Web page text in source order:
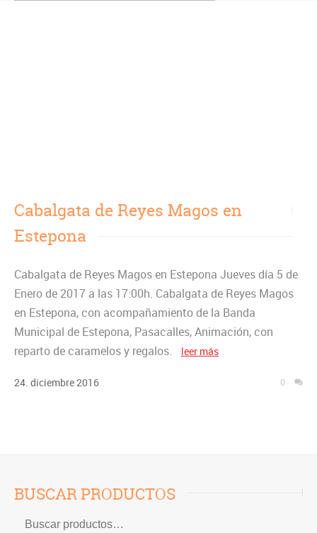
Cabalgata de Reyes Magos en
Estepona
Cabalgata de Reyes Magos en Estepona Jueves día 5 de
Enero de 2017 a las 17:00h. Cabalgata de Reyes Magos
en Estepona, con acompañamiento de la Banda
Municipal de Estepona, Pasacalles, Animación, con
reparto de caramelos y regalos.
leer más
24 diciembre2016 0
BUSCAR PRODUCTOS
Buscar